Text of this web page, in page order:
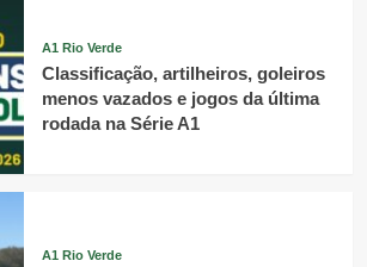
A1 Rio Verde
Classificação, artilheiros, goleiros
menos vazados e jogos da última
rodada na Série A1
A1 Rio Verde